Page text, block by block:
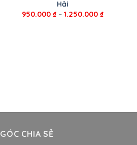
Hải
950.000 ₫–1.250.000 ₫
GÓC CHIA SẺ